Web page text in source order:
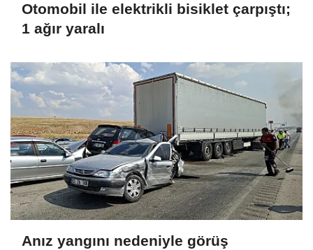
Otomobil ile elektrikli bisiklet çarpıştı;
1 ağır yaralı
Anız yangını nedeniyle görüş